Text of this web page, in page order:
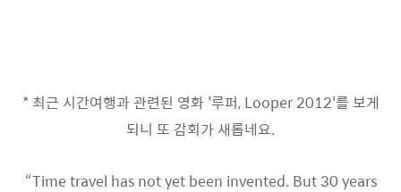
* 최근 시간여행과 관련된 영화 '루퍼, Looper 2012'를 보게
되니 또 감회가 새롭네요.
“Time travel has not yet been invented. But 30 years